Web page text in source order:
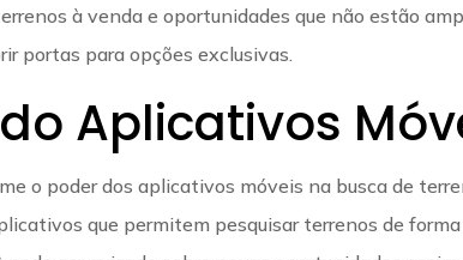
à venda e oportunidades que não estão
portas para opções exclusivas.
Aplicativos
o poder dos aplicativos móveis na busca de
que permitem pesquisar terrenos de